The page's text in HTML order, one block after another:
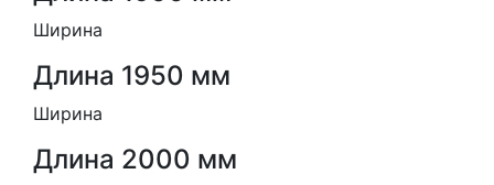
Ширина
Длина 1950 мм
Ширина
Длина 2000 мм